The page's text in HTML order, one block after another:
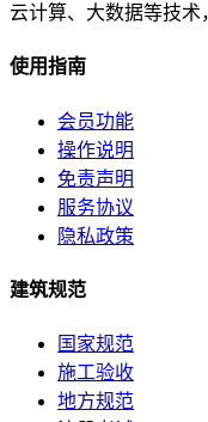
云计算、大数据等技术
使用指南
会员功能
操作说明
免责声明
服务协议
隐私政策
建筑规范
国家规范
施工验收
地方规范